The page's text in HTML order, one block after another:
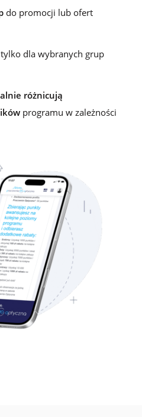
do promocji lub ofert
tylko dla wybranych grup
różnicują
programu w zależności